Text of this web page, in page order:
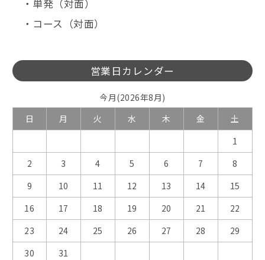
単発（対面）
コース（対面）
営業日カレンダー
今月(2026年8月)
日
月 火 水 木 金
土
1
2
3 4 5 6 7
8
9
10 11 12 13 14
15
16
17 18 19 20 21
22
23
24 25 26 27 28
29
30
31